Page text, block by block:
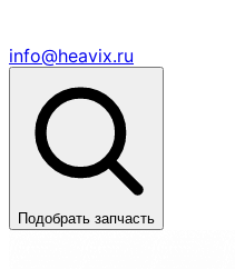
info@heavix.ru
Подобрать запчасть